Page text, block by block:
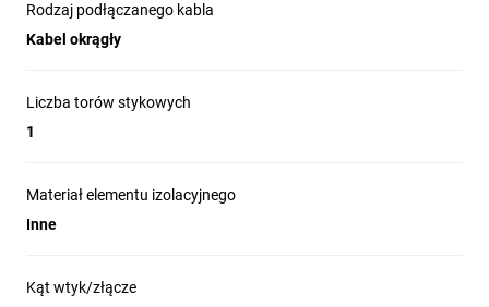
Rodzaj podłączanego kabla
Kabel okrągły
Liczba torów stykowych
1
Materiał elementu izolacyjnego
Inne
Kąt wtyk/złącze